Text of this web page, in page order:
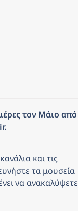
τον Μάιο από
και τις
τα μουσεία
να ανακαλύψετε